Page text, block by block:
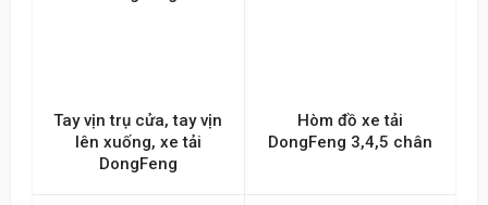
Tay vịn trụ cửa, tay vịn
lên xuống, xe tải
DongFeng
Hòm đồ xe tải
DongFeng 3,4,5 chân